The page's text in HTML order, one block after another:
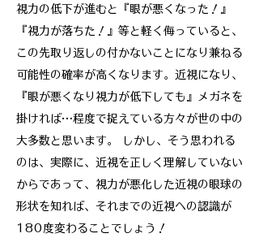
視力の低下が進むと『眼が悪くなった！』
『視力が落ちた！』等と軽く侮っていると、
この先取り返しの付かないことになり兼ねる
可能性の確率が高くなります。近視になり、
『眼が悪くなり視力が低下しても』メガネを
掛ければ…程度で捉えている方々が世の中の
大多数と思います。 しかし、そう思われる
のは、実際に、近視を正しく理解していない
からであって、視力が悪化した近視の眼球の
形状を知れば、それまでの近視への認識が
180度変わることでしょう！